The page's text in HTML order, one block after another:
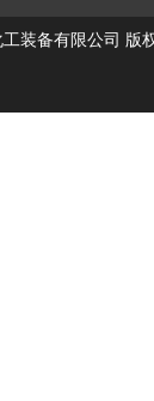
装备有限公司 版